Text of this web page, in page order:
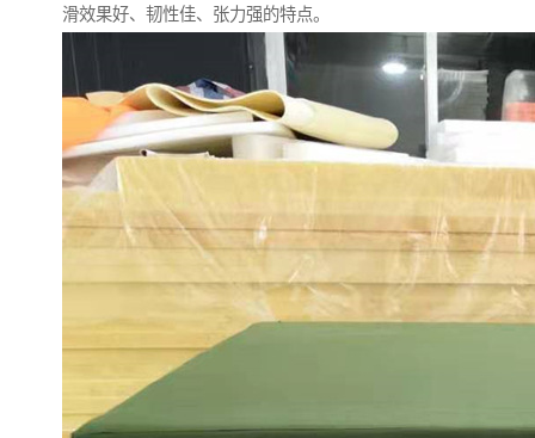
滑效果好、韧性佳、张力强的特点。